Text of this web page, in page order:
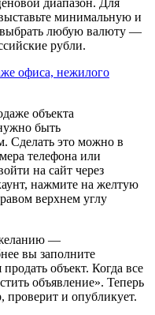
диапазон. Для
минимальную и
любую валюту —
рубли.
офиса, нежилого
объекта
быть
Сделать это можно в
телефона или
на сайт через
нажмите на желтую
верхнем углу
желанию —
вы заполните
объект. Когда все
объявление». Теперь
проверит и опубликует.